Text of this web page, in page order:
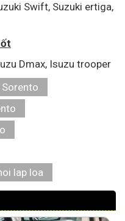
Swift, Suzuki ertiga,
Dmax, Isuzu trooper
Sorento
lap loa